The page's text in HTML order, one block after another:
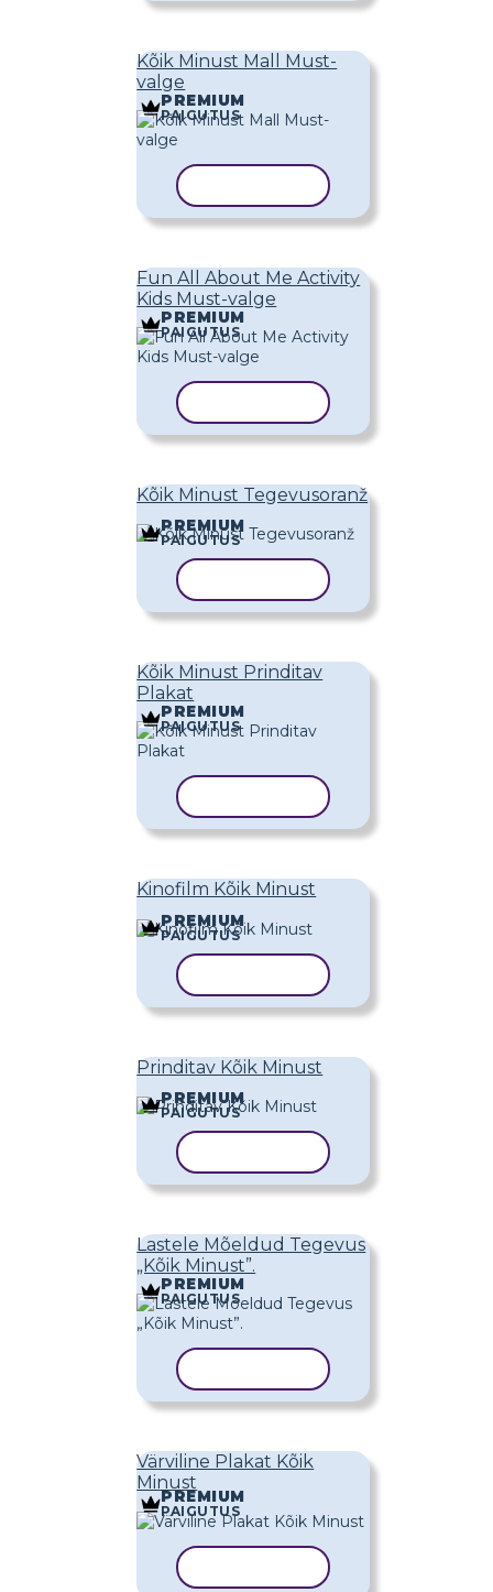
Kõik Minust Mall Must-
valge
PREMIUM
PAIGUTUS
Fun All About Me Activity
Kids Must-valge
PREMIUM
PAIGUTUS
Kõik Minust Tegevusoranž
PREMIUM
PAIGUTUS
Kõik Minust Prinditav
Plakat
PREMIUM
PAIGUTUS
Kinofilm Kõik Minust
PREMIUM
PAIGUTUS
Prinditav Kõik Minust
PREMIUM
PAIGUTUS
Lastele Mõeldud Tegevus
„Kõik Minust”.
PREMIUM
PAIGUTUS
Värviline Plakat Kõik
Minust
PREMIUM
PAIGUTUS